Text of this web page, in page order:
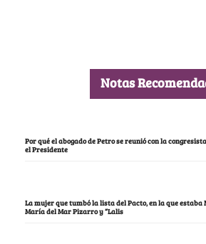
Notas
Por qué el abogado de Petro se reunió con la
el Presidente
La mujer que tumbó la lista del Pacto, en la que
María del Mar Pizarro y “Lalis